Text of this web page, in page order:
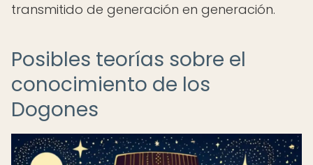
transmitido de generación en generación.
Posibles teorías sobre el
conocimiento de los
Dogones